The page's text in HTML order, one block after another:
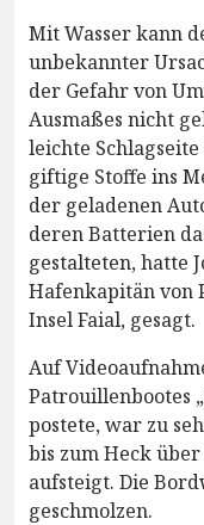
Mit Wasser kann
unbekannter
der Gefahr von
Ausmaßes nicht
leichte
giftige Stoffe ins
der geladenen
deren Batterien
gestalteten, hatte
Hafenkapitän von
Insel Faial, gesagt.
Auf
Patrouillenbootes
postete, war zu
bis zum Heck
aufsteigt. Die
geschmolzen.